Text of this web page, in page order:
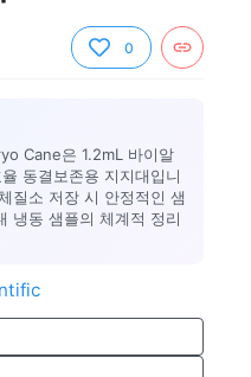
0
Cane은 1.2mL 바이알
동결보존용 지지대입니
질소 저장 시 안정적인 샘
냉동 샘플의 체계적 정리